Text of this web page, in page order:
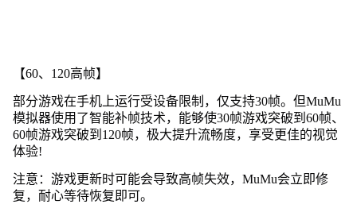
【60、120高帧】
部分游戏在手机上运行受设备限制，仅支持30帧。但MuMu
模拟器使用了智能补帧技术，能够使30帧游戏突破到60帧、
60帧游戏突破到120帧，极大提升流畅度，享受更佳的视觉
体验!
注意：游戏更新时可能会导致高帧失效，MuMu会立即修
复，耐心等待恢复即可。